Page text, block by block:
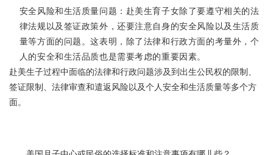
安全风险和生活质量问题：赴美生育子女除了要遵守相关的法
律法规以及签证政策外，还要注意自身的安全风险以及生活质
量等方面的问题。这表明，除了法律和行政方面的考量外，个
人的安全和生活品质也是需要考虑的重要因素。
赴美生子过程中面临的法律和行政问题涉及到出生公民权的限制、
签证限制、法律审查和遣返风险以及个人安全和生活质量等多个方
面。